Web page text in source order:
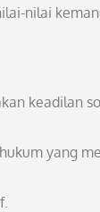
nilai
keadilan
yang